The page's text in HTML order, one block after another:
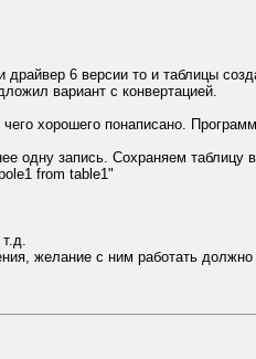
6 версии то и таблицы
вариант с конвертацией.
хорошего понаписано.
одну запись. Сохраняем таблицу
from table1"
желание с ним работать должно